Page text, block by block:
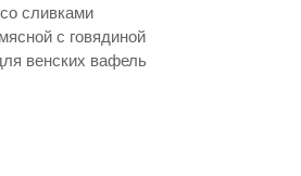
сливками
с говядиной
венских вафель